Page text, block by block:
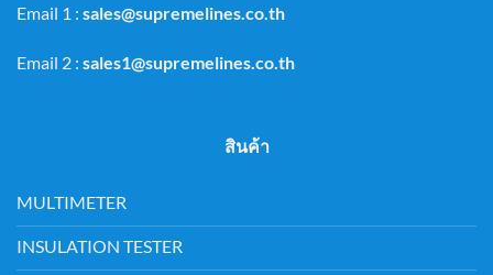
Email 1 : sales@supremelines.co.th
Email 2 : sales1@supremelines.co.th
สินค้า
MULTIMETER
INSULATION TESTER